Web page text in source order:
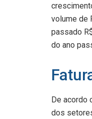
volume de
passado
do ano
De acordo
dos